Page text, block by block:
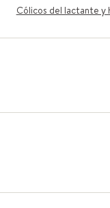
Cólicos del lactante y